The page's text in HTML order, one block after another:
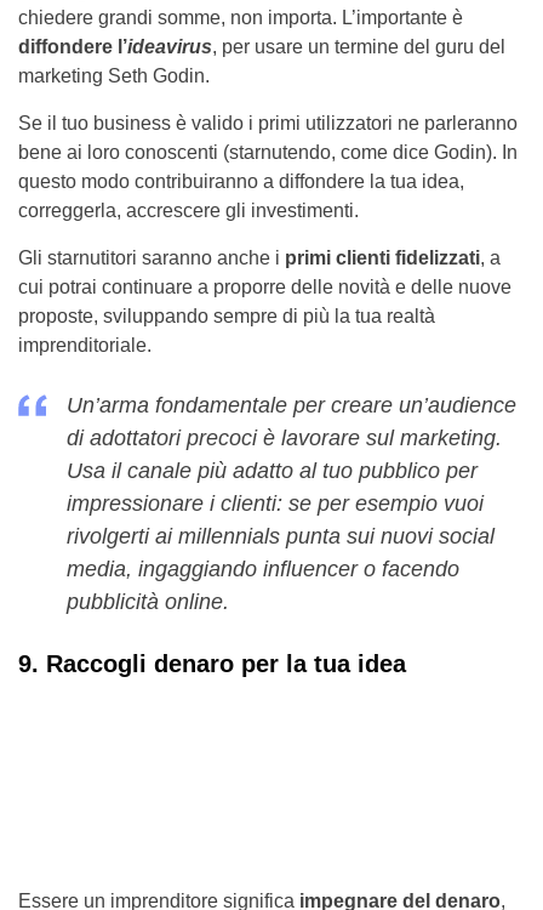
chiedere grandi somme, non importa. L’importante è
diffondere l’ideavirus, per usare un termine del guru del
marketing Seth Godin.
Se il tuo business è valido i primi utilizzatori ne parleranno
bene ai loro conoscenti (starnutendo, come dice Godin). In
questo modo contribuiranno a diffondere la tua idea,
correggerla, accrescere gli investimenti.
Gli starnutitori saranno anche i primi clienti fidelizzati, a
cui potrai continuare a proporre delle novità e delle nuove
proposte, sviluppando sempre di più la tua realtà
imprenditoriale.
Un’arma fondamentale per creare un’audience
di adottatori precoci è lavorare sul marketing.
Usa il canale più adatto al tuo pubblico per
impressionare i clienti: se per esempio vuoi
rivolgerti ai millennials punta sui nuovi social
media, ingaggiando influencer o facendo
pubblicità online.
9. Raccogli denaro per la tua idea
Essere un imprenditore significa impegnare del denaro,